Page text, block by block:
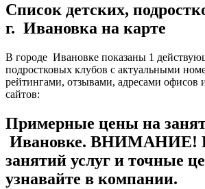
Список детских,
г. Ивановка на карте
В городе Ивановке показаны 1
подростковых клубов с актуальными
рейтингами, отзывами, адресами офисов
сайтов:
Примерные цены на
Ивановке. ВНИМАНИЕ!
занятий услуг и точные
узнавайте в компании.